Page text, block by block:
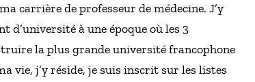
carrière de professeur de médecine. J’y
d’université à une époque où les 3
la plus grande université francophone
vie, j’y réside, je suis inscrit sur les listes